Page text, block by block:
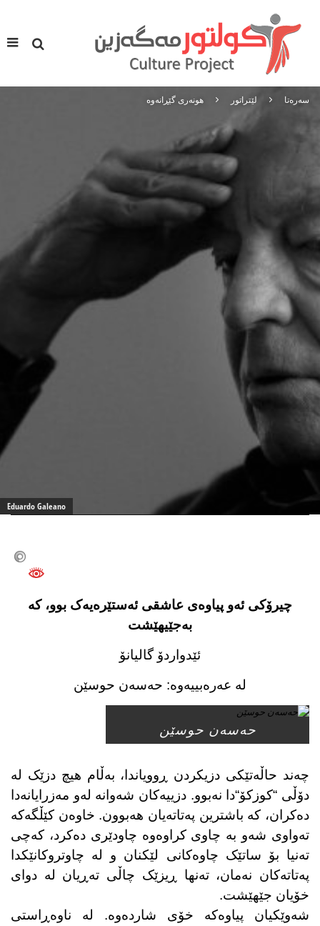
سه‌ره‌تا لێتراتور هونه‌ری گێڕانه‌وه
Eduardo Galeano
چیرۆکی ئەو پیاوەی عاشقی ئەستێرەیەک بوو، کە
بەجێیهێشت
ئێدواردۆ گالیانۆ
لە عەرەبییەوە: حەسەن حوسێن
حەسەن حوسێن
چەند حاڵەتێکی دزیکردن ڕوویاندا، بەڵام هیچ دزێک لە
دۆڵی “کوزکۆ“دا نەبوو. دزییەکان شەوانە لەو مەزرایانەدا
دەکران، کە باشترین پەتاتەیان هەبوون. خاوەن کێڵگەکە
تەواوی شەو بە چاوی کراوەوە چاودێری دەکرد، کەچی
تەنیا بۆ ساتێک چاوەکانی لێکنان و لە چاوتروکانێکدا
پەتاتەکان نەمان، تەنها ڕیزێک چاڵی تەڕیان لە دوای
خۆیان جێهێشت.
شەوێکیان پیاوەکە خۆی شاردەوە. لە ناوەڕاستی